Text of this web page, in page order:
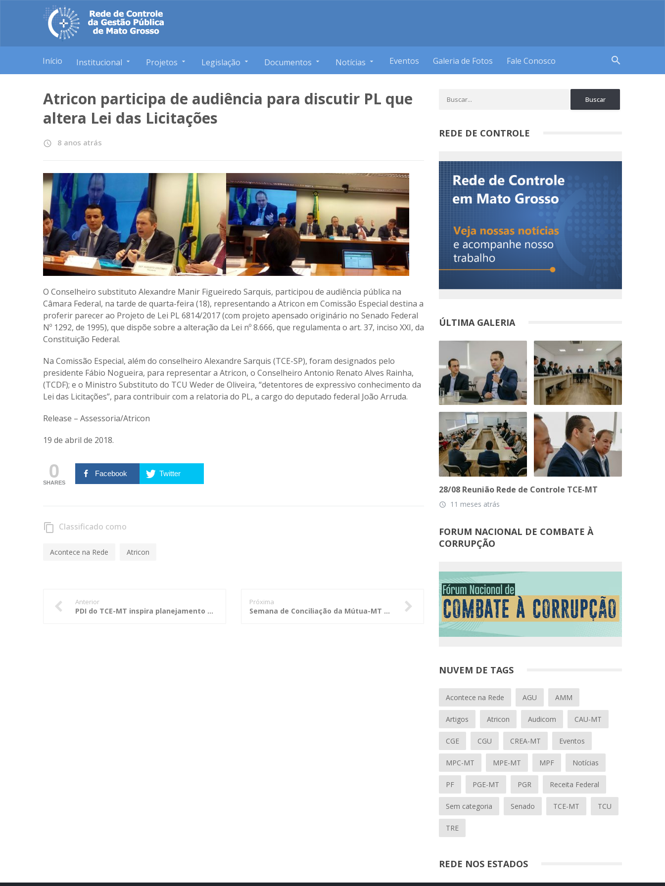
Início Institucional Projetos Legislação Documentos Notícias Eventos Galeria de Fotos Fale Conosco search
Atricon participa de audiência para discutir PL que
altera Lei das Licitações
access_time 8 anos atrás
O Conselheiro substituto Alexandre Manir Figueiredo Sarquis, participou de audiência pública na
Câmara Federal, na tarde de quarta-feira (18), representando a Atricon em Comissão Especial destina a
proferir parecer ao Projeto de Lei PL 6814/2017 (com projeto apensado originário no Senado Federal
Nº 1292, de 1995), que dispõe sobre a alteração da Lei nº 8.666, que regulamenta o art. 37, inciso XXI, da
Constituição Federal.
Na Comissão Especial, além do conselheiro Alexandre Sarquis (TCE-SP), foram designados pelo
presidente Fábio Nogueira, para representar a Atricon, o Conselheiro Antonio Renato Alves Rainha,
(TCDF); e o Ministro Substituto do TCU Weder de Oliveira, “detentores de expressivo conhecimento da
Lei das Licitações”, para contribuir com a relatoria do PL, a cargo do deputado federal João Arruda.
Release – Assessoria/Atricon
19 de abril de 2018.
0
SHARES
Facebook Twitter
content_copy Classificado como
Acontece na Rede Atricon
Anterior
PDI do TCE-MT inspira planejamento estratégico do TCE do Espírito Santo
Próxima
Semana de Conciliação da Mútua-MT será realizada em outubro
REDE DE CONTROLE
ÚLTIMA GALERIA
28/08 Reunião Rede de Controle TCE-MT
access_time 11 meses atrás
FORUM NACIONAL DE COMBATE À
CORRUPÇÃO
NUVEM DE TAGS
Acontece na Rede AGU AMM
Artigos Atricon Audicom CAU-MT
CGE CGU CREA-MT Eventos
MPC-MT MPE-MT MPF Notícias
PF PGE-MT PGR Receita Federal
Sem categoria Senado TCE-MT TCU
TRE
REDE NOS ESTADOS